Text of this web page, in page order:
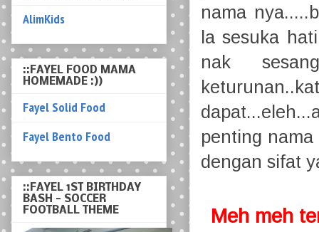
nama
la sesuka
nak
penting nama
dengan sifat
Meh meh
AlimKids
::FAYEL FOOD MAMA
HOMEMADE :))
Fayel Solid Food
Fayel Bento Food
::FAYEL 1ST BIRTHDAY
BASH - SOCCER
FOOTBALL THEME